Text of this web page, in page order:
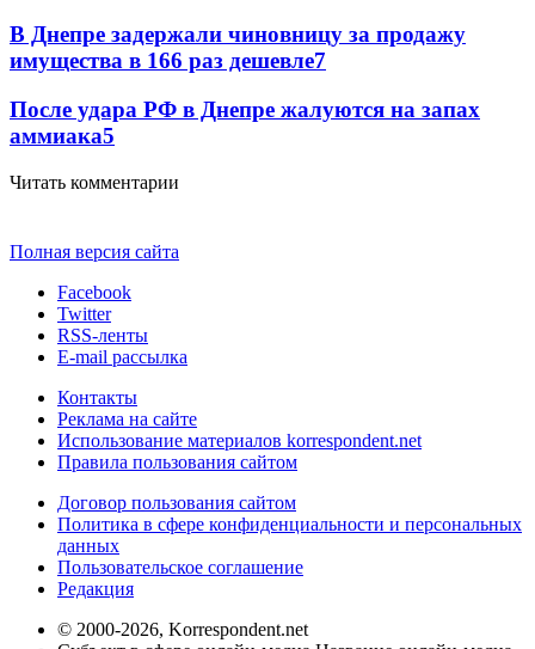
В Днепре задержали чиновницу за продажу
имущества в 166 раз дешевле7
После удара РФ в Днепре жалуются на запах
аммиака5
Читать комментарии
Полная версия сайта
Facebook
Twitter
RSS-ленты
E-mail рассылка
Контакты
Реклама на сайте
Использование материалов korrespondent.net
Правила пользования сайтом
Договор пользования сайтом
Политика в сфере конфиденциальности и персональных
данных
Пользовательское соглашение
Редакция
© 2000-2026, Korrespondent.net